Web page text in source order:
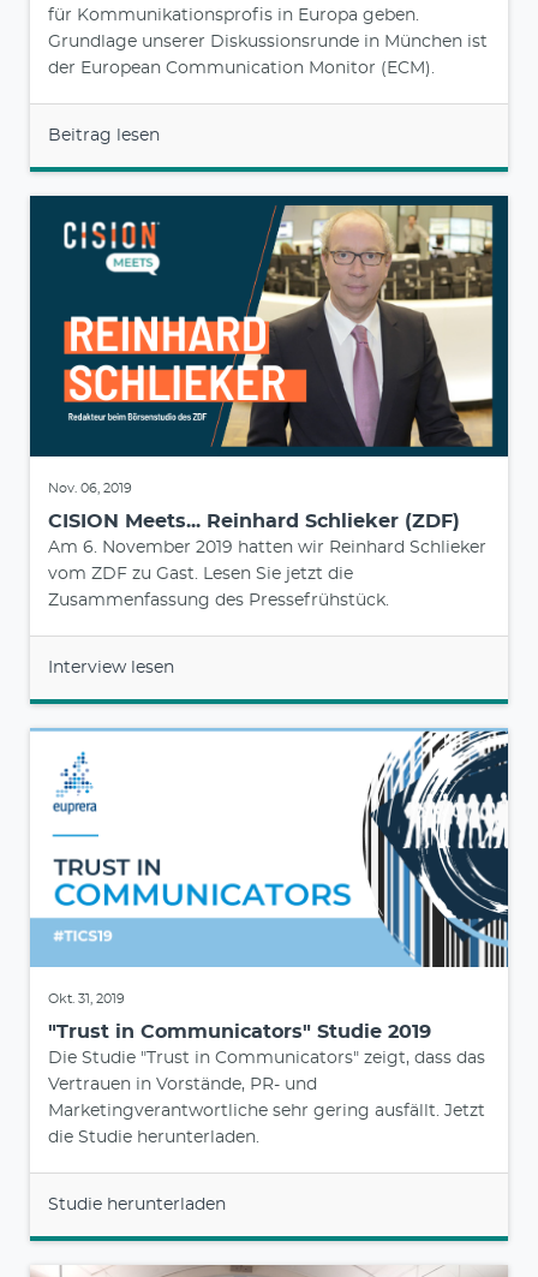
für Kommunikationsprofis in Europa geben.
Grundlage unserer Diskussionsrunde in München ist
der European Communication Monitor (ECM).
Beitrag lesen
Nov. 06, 2019
CISION Meets... Reinhard Schlieker (ZDF)
Am 6. November 2019 hatten wir Reinhard Schlieker
vom ZDF zu Gast. Lesen Sie jetzt die
Zusammenfassung des Pressefrühstück.
Interview lesen
Okt. 31, 2019
"Trust in Communicators" Studie 2019
Die Studie "Trust in Communicators" zeigt, dass das
Vertrauen in Vorstände, PR- und
Marketingverantwortliche sehr gering ausfällt. Jetzt
die Studie herunterladen.
Studie herunterladen